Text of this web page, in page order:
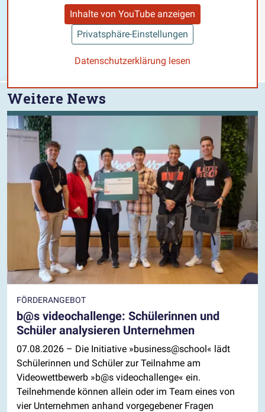
Inhalte von YouTube anzeigen
Privatsphäre-Einstellungen
Datenschutzerklärung lesen
Weitere News
FÖRDERANGEBOT
b@s videochallenge: Schülerinnen und
Schüler analysieren Unternehmen
07.08.2026 – Die Initiative »business@school« lädt
Schülerinnen und Schüler zur Teilnahme am
Videowettbewerb »b@s videochallenge« ein.
Teilnehmende können allein oder im Team eines von
vier Unternehmen anhand vorgegebener Fragen